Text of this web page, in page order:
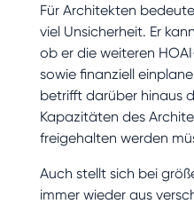
Für Architekten
viel Unsicherheit. Er
ob er die weiteren
sowie finanziell
betrifft darüber hinaus
Kapazitäten des
freigehalten werden
Auch stellt sich bei
immer wieder aus